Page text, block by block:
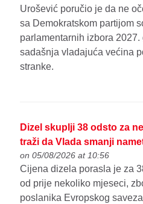
Urošević poručio je da ne
sa Demokratskom partijom
parlamentarnih izbora
sadašnja vladajuća većina
stranke.
Dizel skuplji 38 odsto za
traži da Vlada smanji
on 05/08/2026 at 10:56
Cijena dizela porasla je za
od prije nekoliko mjeseci,
poslanika Evropskog